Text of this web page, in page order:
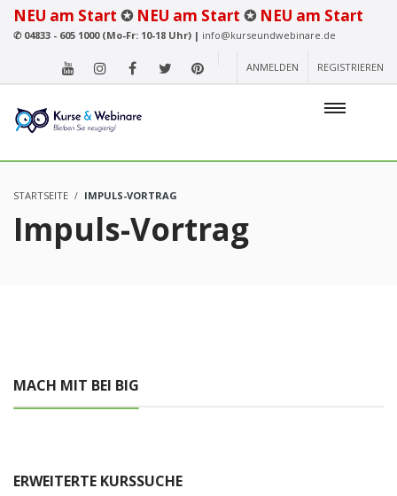
NEU am Start ✪ NEU am Start ✪ NEU am Start
✆04833 - 605 1000 (Mo-Fr: 10-18 Uhr) | info@kurseundwebinare.de
ANMELDEN REGISTRIEREN
STARTSEITE IMPULS-VORTRAG
Impuls-Vortrag
MACH MIT BEI BIG
ERWEITERTE KURSSUCHE